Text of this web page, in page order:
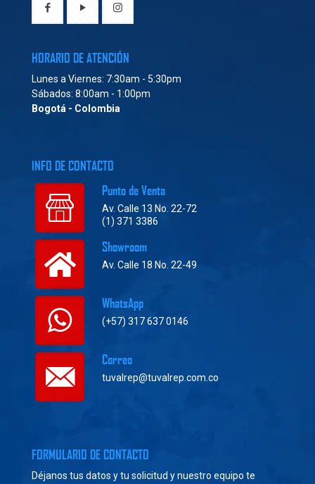
HORARIO DE ATENCIÓN
Lunes a Viernes: 7:30am - 5:30pm
Sábados: 8:00am - 1:00pm
Bogotá - Colombia
INFO DE CONTACTO
Punto de Venta
Av. Calle 13 No. 22-72
(1) 371 3386
Showroom
Av. Calle 18 No. 22-49
WhatsApp
(+57) 317 637 0146
Correo
tuvalrep@tuvalrep.com.co
FORMULARIO DE CONTACTO
Déjanos tus datos y tu solicitud y nuestro equipo te